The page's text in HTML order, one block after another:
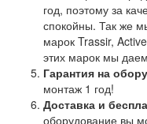
год, поэтому за
спокойны. Так же
марок Trassir,
этих марок мы
Гарантия на
монтаж 1 год!
Доставка и
оборудование вы